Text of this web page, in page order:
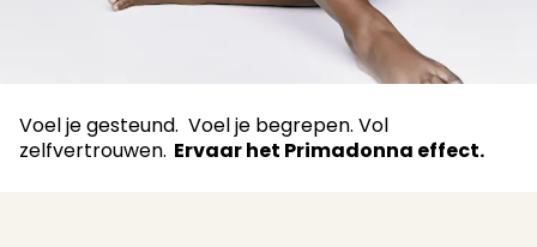
Voel je gesteund. Voel je begrepen. Vol
zelfvertrouwen. Ervaar het Primadonna effect.